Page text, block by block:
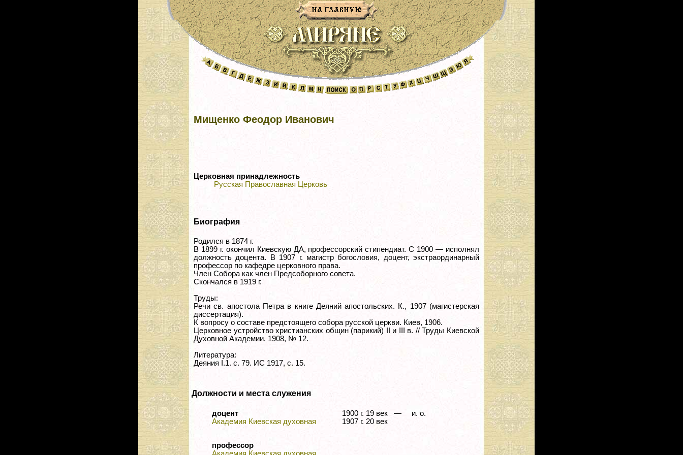
Мищенко Феодор Иванович
Церковная принадлежность
Русская Православная Церковь
Биография
Родился в 1874 г.
В 1899 г. окончил Киевскую ДА, профессорский стипендиат. С 1900 — исполнял
должность доцента. В 1907 г. магистр богословия, доцент, экстраординарный
профессор по кафедре церковного права.
Член Собора как член Предсоборного совета.
Скончался в 1919 г.
Труды:
Речи св. апостола Петра в книге Деяний апостольских. К., 1907 (магистерская
диссертация).
К вопросу о составе предстоящего собора русской церкви. Киев, 1906.
Церковное устройство христианских общин (парикий) II и III в. // Труды Киевской
Духовной Академии. 1908, № 12.
Литература:
Деяния I.1. с. 79. ИС 1917, с. 15.
Должности и места служения
доцент
Академия Киевская духовная
1900 г. 19 век —
1907 г. 20 век
и. о.
профессор
Академия Киевская духовная